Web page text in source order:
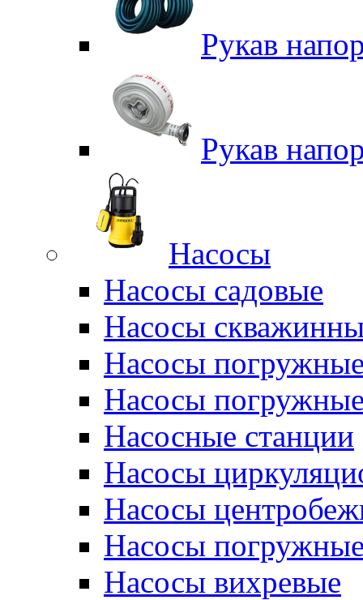
Рукав
Рукав
Насосы
Насосы садовые
Насосы
Насосы
Насосы
Насосные станции
Насосы
Насосы
Насосы
Насосы вихревые